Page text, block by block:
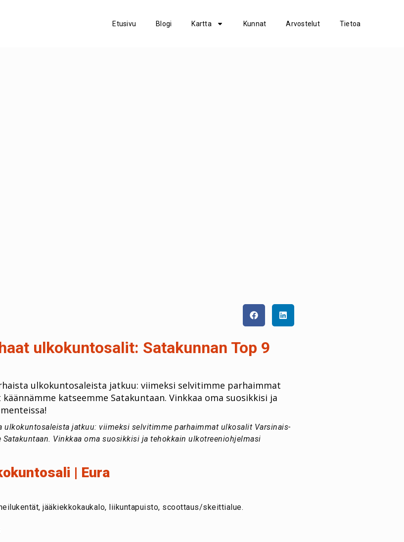
Etusivu Blogi Kartta Kunnat Arvostelut Tietoa
ulkokuntosalit: Satakunnan Top 9
ulkokuntosaleista jatkuu: viimeksi selvitimme parhaimmat
katseemme Satakuntaan. Vinkkaa oma suosikkisi ja
ulkokuntosaleista jatkuu: viimeksi selvitimme parhaimmat ulkosalit Varsinais-
Satakuntaan. Vinkkaa oma suosikkisi ja tehokkain ulkotreeniohjelmasi
| Eura
jääkiekkokaukalo, liikuntapuisto, scoottaus/skeittialue.